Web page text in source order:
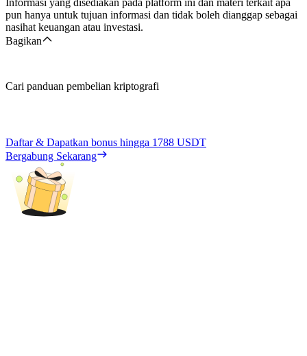
Informasi yang disediakan pada platform ini dan materi terkait apa
pun hanya untuk tujuan informasi dan tidak boleh dianggap sebagai
nasihat keuangan atau investasi.
Bagikan
Cari panduan pembelian kriptografi
Daftar & Dapatkan bonus hingga 1788 USDT
Bergabung Sekarang